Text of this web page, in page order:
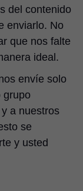
del contenido
enviarlo. No
que nos falte
ideal.
envíe solo
grupo
a nuestros
se
y usted